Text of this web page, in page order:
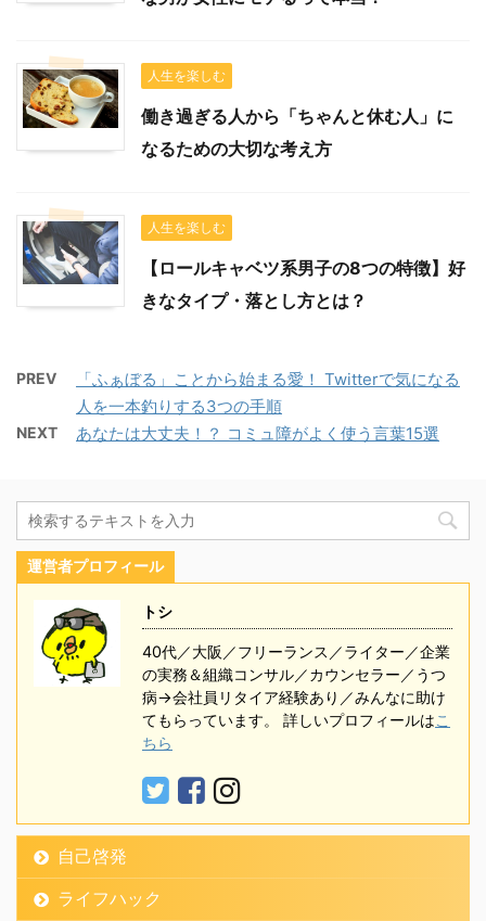
人生を楽しむ
働き過ぎる人から「ちゃんと休む人」に
なるための大切な考え方
人生を楽しむ
【ロールキャベツ系男子の8つの特徴】好
きなタイプ・落とし方とは？
PREV
「ふぁぼる」ことから始まる愛！ Twitterで気になる
人を一本釣りする3つの手順
NEXT あなたは大丈夫！？ コミュ障がよく使う言葉15選
運営者プロフィール
トシ
40代／大阪／フリーランス／ライター／企業
の実務＆組織コンサル／カウンセラー／うつ
病→会社員リタイア経験あり／みんなに助け
てもらっています。 詳しいプロフィールはこ
ちら
自己啓発
ライフハック